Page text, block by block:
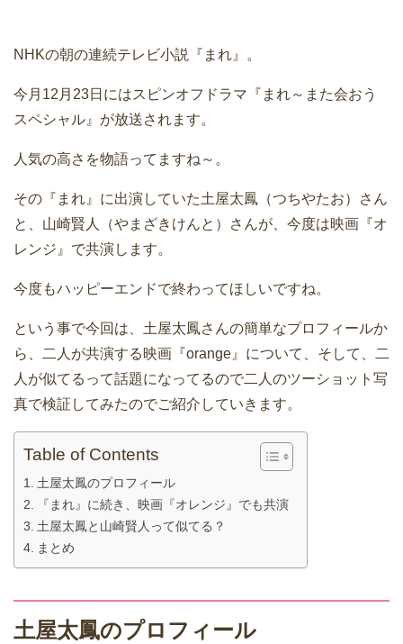
NHKの朝の連続テレビ小説『まれ』。
今月12月23日にはスピンオフドラマ『まれ～また会おう
スペシャル』が放送されます。
人気の高さを物語ってますね～。
その『まれ』に出演していた土屋太鳳（つちやたお）さん
と、山崎賢人（やまざきけんと）さんが、今度は映画『オ
レンジ』で共演します。
今度もハッピーエンドで終わってほしいですね。
という事で今回は、土屋太鳳さんの簡単なプロフィールか
ら、二人が共演する映画『orange』について、そして、二
人が似てるって話題になってるので二人のツーショット写
真で検証してみたのでご紹介していきます。
Table of Contents
土屋太鳳のプロフィール
『まれ』に続き、映画『オレンジ』でも共演
土屋太鳳と山崎賢人って似てる？
まとめ
土屋太鳳のプロフィール